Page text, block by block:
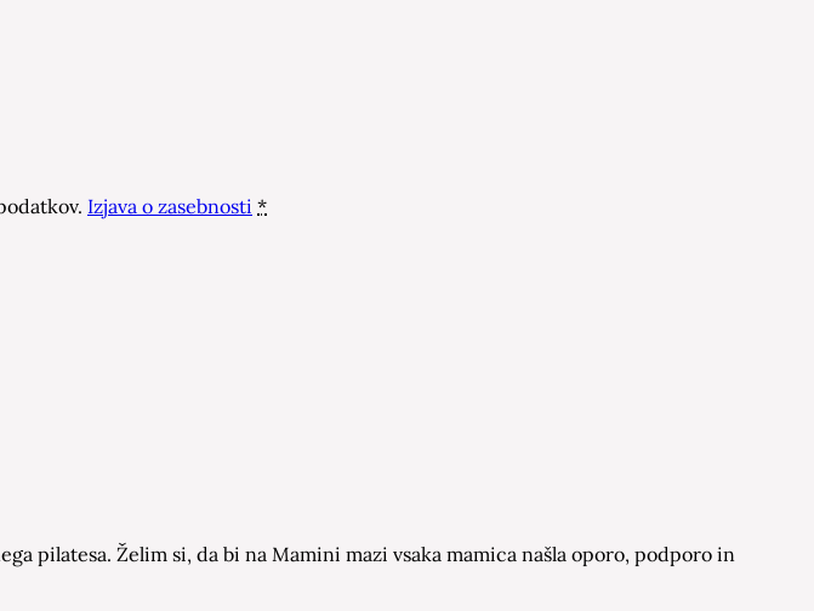
Izjava o zasebnosti *
pilatesa. Želim si, da bi na Mamini mazi vsaka mamica našla oporo, podporo in